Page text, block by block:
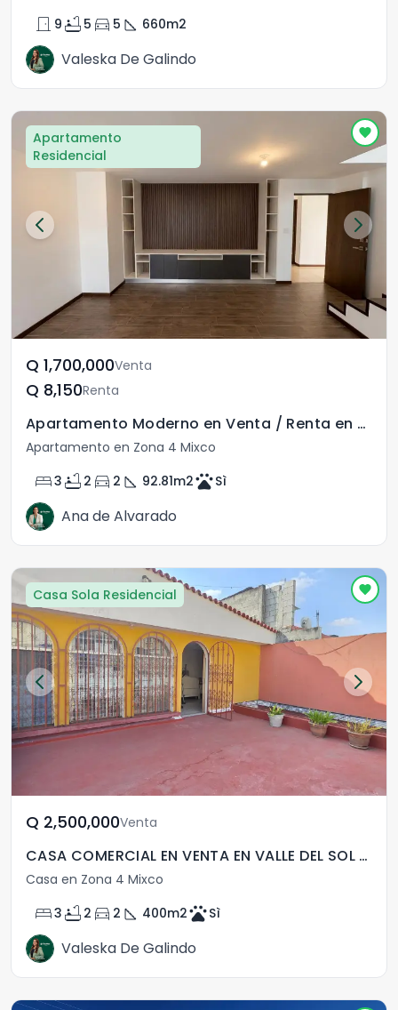
door_front 9 bathtub 5 directions_car 5 square_foot 660m2
Valeska De Galindo
Apartamento
Residencial
Q	1,700,000Venta
Q	8,150Renta
Apartamento Moderno en Venta / Renta en Nuvó Naranjo
Apartamento en Zona 4 Mixco
bed3 bathtub 2 directions_car 2 square_foot 92.81m2petsSì
Ana de Alvarado
Casa Sola Residencial
Q	2,500,000Venta
CASA COMERCIAL EN VENTA EN VALLE DEL SOL ZONA 4 MIXCO
Casa en Zona 4 Mixco
bed3 bathtub 2 directions_car 2 square_foot 400m2petsSì
Valeska De Galindo